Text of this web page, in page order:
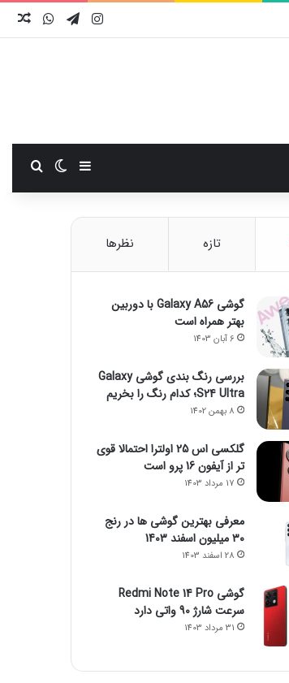
اینستاگرام
تلگرام واتس
سایدبارتغییر
تازه نظرها
گوشی Galaxy A56 با دوربین
بهتر همراه است
6 آبان 1403
بررسی رنگ بندی گوشی Galaxy
S24 Ultra؛ کدام رنگ را بخریم
8 بهمن 1402
گلکسی اس 25 اولترا احتمالا قوی
تر از آیفون 16 پرو است
17 مرداد 1403
معرفی بهترین گوشی ها در رنج
۳۰ میلیون اسفند 1403
28 اسفند 1403
گوشی Redmi Note 14 Pro
سرعت شارژ 90 واتی دارد
31 مرداد 1403